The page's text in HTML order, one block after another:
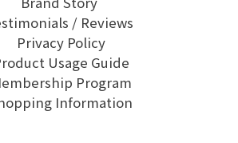
/ Reviews
Privacy Policy
Usage Guide
Program
Information